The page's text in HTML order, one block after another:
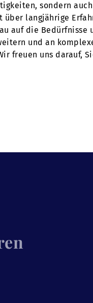
sondern
langjährige
auf die
und an
freuen uns darauf,